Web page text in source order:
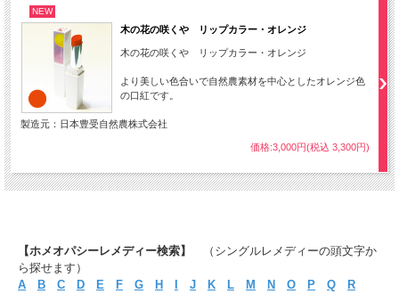
NEW
木の花の咲くや リップカラー・オレンジ
木の花の咲くや リップカラー・オレンジ
より美しい色合いで自然農素材を中心としたオレンジ色
の口紅です。
製造元：日本豊受自然農株式会社
価格:3,000円(税込 3,300円)
【ホメオパシーレメディー検索】
（シングルレメディーの頭文字か
ら探せます）
A
B C D E F G H J K L M N O P Q
R